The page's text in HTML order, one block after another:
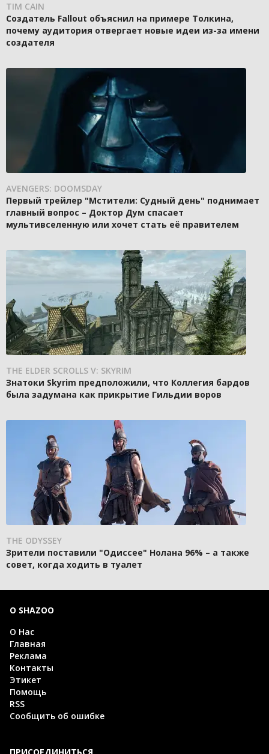
TIM CAIN
Создатель Fallout объяснил на примере Толкина,
почему аудитория отвергает новые идеи из-за имени
создателя
AVENGERS: DOOMSDAY
Первый трейлер "Мстители: Судный день" поднимает
главный вопрос – Доктор Дум спасает
мультивселенную или хочет стать её правителем
THE ELDER SCROLLS V: SKYRIM
Знатоки Skyrim предположили, что Коллегия бардов
была задумана как прикрытие Гильдии воров
THE ODYSSEY
Зрители поставили "Одиссее" Нолана 96% – а также
совет, когда ходить в туалет
О SHAZOO
О Нас
Главная
Реклама
Контакты
Этикет
Помощь
RSS
Сообщить об ошибке